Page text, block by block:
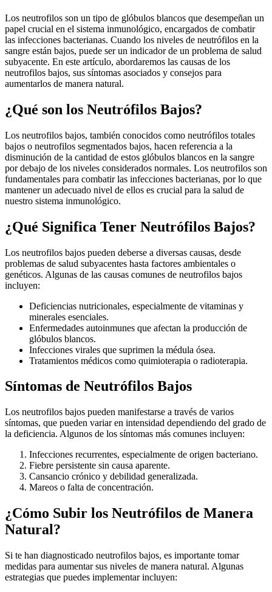
Los neutrofilos son un tipo de glóbulos blancos que desempeñan un
papel crucial en el sistema inmunológico, encargados de combatir
las infecciones bacterianas. Cuando los niveles de neutrófilos en la
sangre están bajos, puede ser un indicador de un problema de salud
subyacente. En este artículo, abordaremos las causas de los
neutrofilos bajos, sus síntomas asociados y consejos para
aumentarlos de manera natural.
¿Qué son los Neutrófilos Bajos?
Los neutrofilos bajos, también conocidos como neutrófilos totales
bajos o neutrofilos segmentados bajos, hacen referencia a la
disminución de la cantidad de estos glóbulos blancos en la sangre
por debajo de los niveles considerados normales. Los neutrofilos son
fundamentales para combatir las infecciones bacterianas, por lo que
mantener un adecuado nivel de ellos es crucial para la salud de
nuestro sistema inmunológico.
¿Qué Significa Tener Neutrófilos Bajos?
Los neutrofilos bajos pueden deberse a diversas causas, desde
problemas de salud subyacentes hasta factores ambientales o
genéticos. Algunas de las causas comunes de neutrofilos bajos
incluyen:
Deficiencias nutricionales, especialmente de vitaminas y
minerales esenciales.
Enfermedades autoinmunes que afectan la producción de
glóbulos blancos.
Infecciones virales que suprimen la médula ósea.
Tratamientos médicos como quimioterapia o radioterapia.
Síntomas de Neutrófilos Bajos
Los neutrofilos bajos pueden manifestarse a través de varios
síntomas, que pueden variar en intensidad dependiendo del grado de
la deficiencia. Algunos de los síntomas más comunes incluyen:
Infecciones recurrentes, especialmente de origen bacteriano.
Fiebre persistente sin causa aparente.
Cansancio crónico y debilidad generalizada.
Mareos o falta de concentración.
¿Cómo Subir los Neutrófilos de Manera
Natural?
Si te han diagnosticado neutrofilos bajos, es importante tomar
medidas para aumentar sus niveles de manera natural. Algunas
estrategias que puedes implementar incluyen: